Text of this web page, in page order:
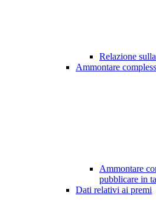
Relazione
Ammontare
Ammontare
pubblicare in
Dati relativi ai premi